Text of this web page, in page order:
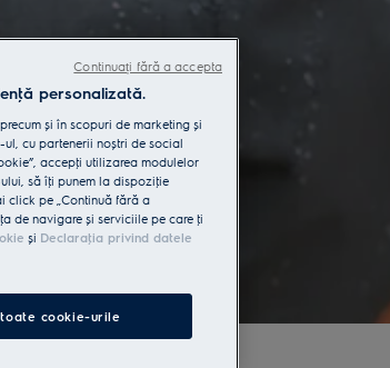
personalizată.
și în scopuri de marketing și
cu partenerii noștri de social
accepţi utilizarea modulelor
să îţi punem la dispoziţie
click pe „Continuă fără a
de navigare și serviciile pe care ţi
și Declaraţia privind datele
cookie-urile
Continuați fără a accepta